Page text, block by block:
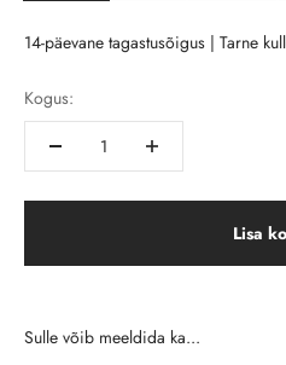
14-päevane tagastusõigus | Tarne
Kogus:
Lisa